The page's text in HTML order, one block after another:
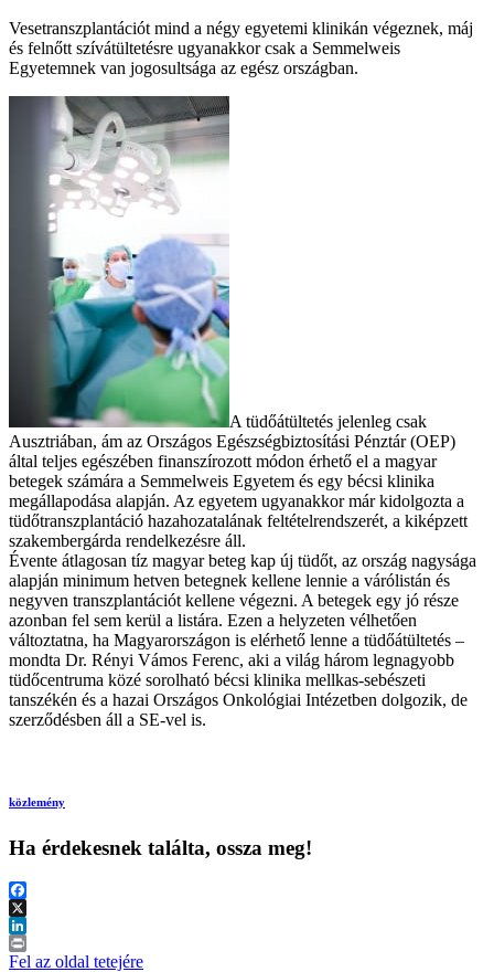
Vesetranszplantációt mind a négy egyetemi klinikán végeznek, máj
és felnőtt szívátültetésre ugyanakkor csak a Semmelweis
Egyetemnek van jogosultsága az egész országban.
A tüdőátültetés jelenleg csak
Ausztriában, ám az Országos Egészségbiztosítási Pénztár (OEP)
által teljes egészében finanszírozott módon érhető el a magyar
betegek számára a Semmelweis Egyetem és egy bécsi klinika
megállapodása alapján. Az egyetem ugyanakkor már kidolgozta a
tüdőtranszplantáció hazahozatalának feltételrendszerét, a kiképzett
szakembergárda rendelkezésre áll.
Évente átlagosan tíz magyar beteg kap új tüdőt, az ország nagysága
alapján minimum hetven betegnek kellene lennie a várólistán és
negyven transzplantációt kellene végezni. A betegek egy jó része
azonban fel sem kerül a listára. Ezen a helyzeten vélhetően
változtatna, ha Magyarországon is elérhető lenne a tüdőátültetés –
mondta Dr. Rényi Vámos Ferenc, aki a világ három legnagyobb
tüdőcentruma közé sorolható bécsi klinika mellkas-sebészeti
tanszékén és a hazai Országos Onkológiai Intézetben dolgozik, de
szerződésben áll a SE-vel is.
közlemény
Ha érdekesnek találta, ossza meg!
Facebook
X
LinkedIn
Print
Fel az oldal tetejére